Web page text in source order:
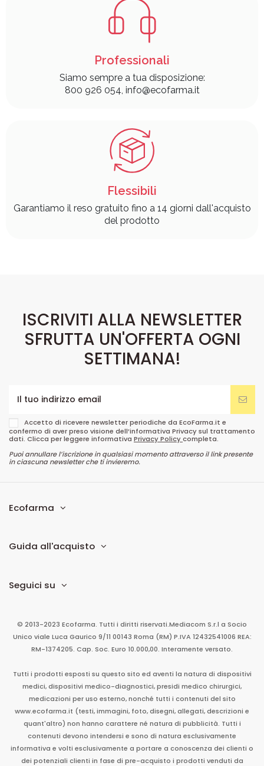
Professionali
Siamo sempre a tua disposizione:
800 926 054, info@ecofarma.it
Flessibili
Garantiamo il reso gratuito fino a 14 giorni dall'acquisto
del prodotto
ISCRIVITI ALLA NEWSLETTER
SFRUTTA UN'OFFERTA OGNI
SETTIMANA!
Accetto di ricevere newsletter periodiche da EcoFarma.it e
confermo di aver preso visione dell’informativa Privacy sul trattamento
dati. Clicca per leggere informativa Privacy Policycompleta.
Puoi annullare l’iscrizione in qualsiasi momento attraverso il link presente
in ciascuna newsletter che ti invieremo.
Ecofarma
Guida all'acquisto
Seguici su
© 2013-2023 Ecofarma. Tutti i diritti riservati.Mediacom S.r.l a Socio
Unico viale Luca Gaurico 9/11 00143 Roma (RM) P.IVA 12432541006 REA:
RM-1374205. Cap. Soc. Euro 10.000,00. Interamente versato.
Tutti i prodotti esposti su questo sito ed aventi la natura di dispositivi
medici, dispositivi medico-diagnostici, presidi medico chirurgici,
medicazioni per uso esterno, nonché tutti i contenuti del sito
www.ecofarma.it (testi, immagini, foto, disegni, allegati, descrizioni e
quant'altro) non hanno carattere né natura di pubblicità. Tutti i
contenuti devono intendersi e sono di natura esclusivamente
informativa e volti esclusivamente a portare a conoscenza dei clienti o
dei potenziali clienti in fase di pre-acquisto i prodotti venduti da